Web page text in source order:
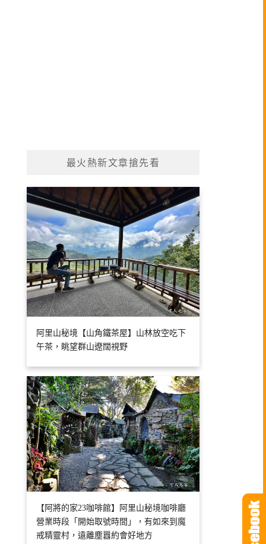
最火熱新文章搶先看
阿里山秘境【山角鐵茶屋】山林放空吃下
午茶，眺望群山遼闊視野
【阿將的家23咖啡館】阿里山秘境咖啡廳
營業時段「開始取號時間」，有如來到魔
戒精靈村，遠離塵囂約會好地方